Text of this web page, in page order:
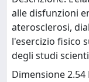
alle disfunzioni
aterosclerosi,
l'esercizio fisico
degli studi
Dimensione 2.54